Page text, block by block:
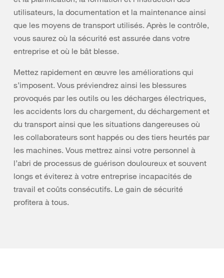
utilisateurs, la documentation et la maintenance ainsi
que les moyens de transport utilisés. Après le contrôle,
vous saurez où la sécurité est assurée dans votre
entreprise et où le bât blesse.
Mettez rapidement en œuvre les améliorations qui
s’imposent. Vous préviendrez ainsi les blessures
provoqués par les outils ou les décharges électriques,
les accidents lors du chargement, du déchargement et
du transport ainsi que les situations dangereuses où
les collaborateurs sont happés ou des tiers heurtés par
les machines. Vous mettrez ainsi votre personnel à
l’abri de processus de guérison douloureux et souvent
longs et éviterez à votre entreprise incapacités de
travail et coûts consécutifs. Le gain de sécurité
profitera à tous.